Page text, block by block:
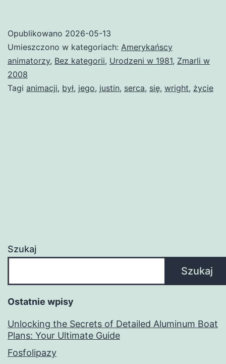
Opublikowano 2026-05-13
Umieszczono w kategoriach: Amerykańscy
animatorzy, Bez kategorii, Urodzeni w 1981, Zmarli w
2008
Tagi animacji, był, jego, justin, serca, się, wright, życie
Szukaj
Szukaj
Ostatnie wpisy
Unlocking the Secrets of Detailed Aluminum Boat
Plans: Your Ultimate Guide
Fosfolipazy